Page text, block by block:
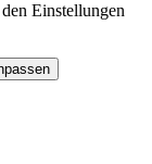
Einstellungen